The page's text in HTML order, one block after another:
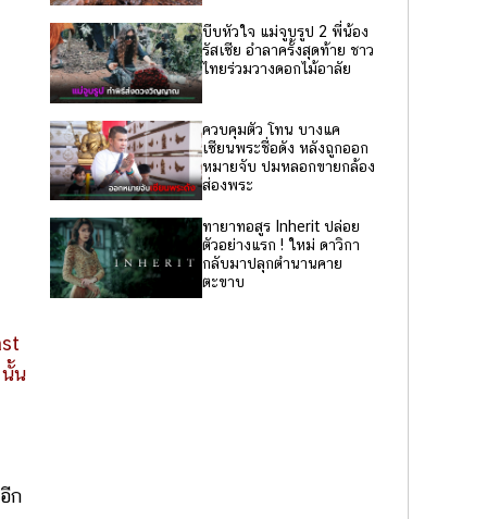
นั้น
ก
บีบหัวใจ แม่จูบรูป 2 พี่น้อง
รัสเซีย อำลาครั้งสุดท้าย ชาว
ไทยร่วมวางดอกไม้อาลัย
ควบคุมตัว โทน บางแค
เซียนพระชื่อดัง หลังถูกออก
หมายจับ ปมหลอกขายกล้อง
ส่องพระ
ทายาทอสูร Inherit ปล่อย
ตัวอย่างแรก ! ใหม่ ดาวิกา
กลับมาปลุกตำนานคาย
ตะขาบ